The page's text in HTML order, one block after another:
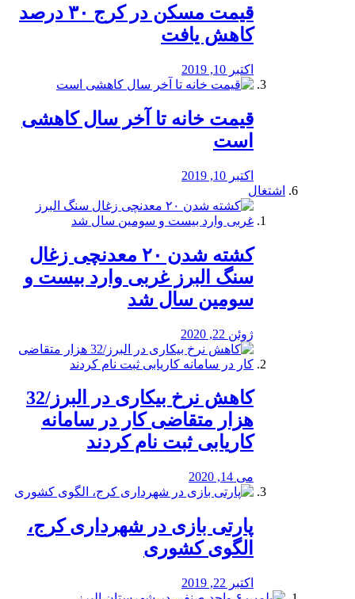
️قیمت مسکن در کرج ۳۰ درصد
کاهش یافت
اکتبر 10, 2019
قیمت خانه تا آخر سال کاهشی
است
اکتبر 10, 2019
اشتغال
کشته شدن ۲۰ معدنچی زغال
سنگ البرز غربی وارد بیست و
سومین سال شد
ژوئن 22, 2020
کاهش نرخ بیکاری در البرز/32
هزار متقاضی کار در سامانه
کاریابی ثبت نام کردند
می 14, 2020
پارتی بازی در شهرداری کرج،
الگوی کشوری
اکتبر 22, 2019